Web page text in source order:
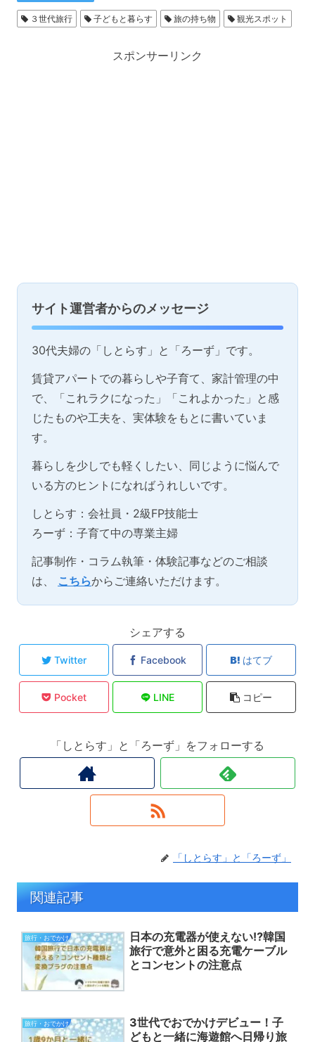
３世代旅行 子どもと暮らす 旅の持ち物 観光スポット
スポンサーリンク
サイト運営者からのメッセージ
30代夫婦の「しとらす」と「ろーず」です。
賃貸アパートでの暮らしや子育て、家計管理の中
で、「これラクになった」「これよかった」と感
じたものや工夫を、実体験をもとに書いていま
す。
暮らしを少しでも軽くしたい、同じように悩んで
いる方のヒントになればうれしいです。
しとらす：会社員・2級FP技能士
ろーず：子育て中の専業主婦
記事制作・コラム執筆・体験記事などのご相談
は、 こちらからご連絡いただけます。
シェアする
Twitter Facebook はてブ
Pocket LINE コピー
「しとらす」と「ろーず」をフォローする
「しとらす」と「ろーず」
関連記事
旅行・おでかけ
日本の充電器が使えない⁉韓国
旅行で意外と困る充電ケーブル
とコンセントの注意点
旅行・おでかけ
3世代でおでかけデビュー！子
どもと一緒に海遊館へ日帰り旅